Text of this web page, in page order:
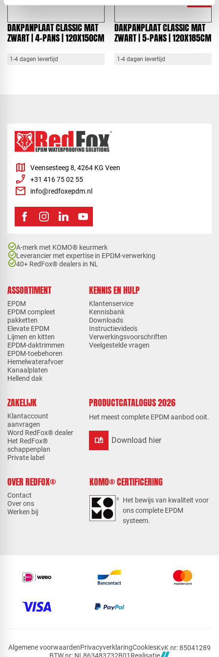
DAKPANPLAAT CLASSIC MAT
ZWART | 4-PANS | 120X150CM
1-4 dagen levertijd
DAKPANPLAAT CLASSIC MAT
ZWART | 5-PANS | 120X185CM
1-4 dagen levertijd
ASSORTIMENT
EPDM
EPDM compleet
pakketten
Elevate EPDM
Lijmen en kitten
EPDM-daktrimmen
EPDM-toebehoren
Hemelwaterafvoer
Kanaalplaten
Hellend dak
KENNIS EN HULP
Klantenservice
Kennisbank
Downloads
Instructievideo's
Verwerkingsvoorschriften
Veelgestelde vragen
ZAKELIJK
Klantaccount
aanvragen
Word RedFox® dealer
Het RedFox®
schappenplan
Private label
PRODUCTCATALOGUS 2026
Het meest complete EPDM aanbod ooit.
auto_stories Download hier
OVER REDFOX®
Contact
Over ons
Werken bij
KOMO® CERTIFICERING
Het bewijs van kwaliteit voor
ons complete EPDM
systeem.
map Veensesteeg 8, 4264 KG Veen
phone_enabled +31 416 75 02 55
mail info@redfoxepdm.nl
check_circleA-merk met KOMO® keurmerk
check_circleLeverancier met expertise in EPDM-verwerking
check_circle40+ RedFox® dealers in NL
Algemene voorwaardenPrivacyverklaringCookiesKvK nr: 85041289